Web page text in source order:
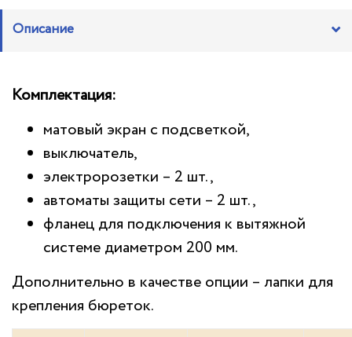
Описание
Комплектация:
матовый экран с подсветкой,
выключатель,
электророзетки – 2 шт.,
автоматы защиты сети – 2 шт.,
фланец для подключения к вытяжной
системе диаметром 200 мм.
Дополнительно в качестве опции – лапки для
крепления бюреток.